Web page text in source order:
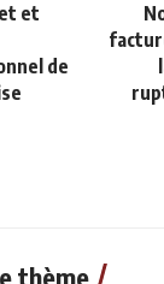
et
de
thème